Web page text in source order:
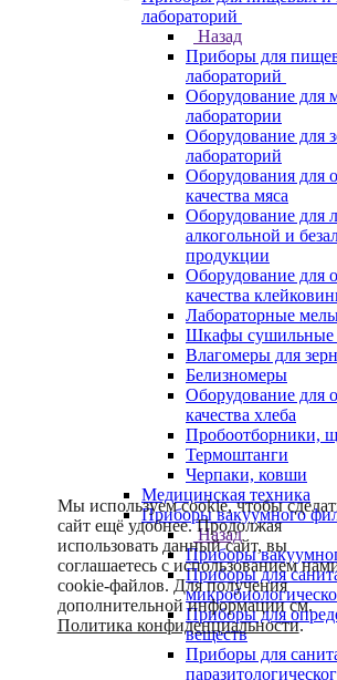
лабораторий
Назад
Приборы для
лабораторий
Оборудование для
лаборатории
Оборудование для
лабораторий
Оборудования для
качества мяса
Оборудование для
алкогольной и
продукции
Оборудование для
качества
Лабораторные
Шкафы сушильные
Влагомеры для
Белизномеры
Оборудование для
качества хлеба
Пробоотборники,
Термоштанги
Черпаки, ковши
Медицинская техника
Приборы вакуумного
Назад
Приборы
Приборы для
Приборы для
веществ
Приборы для
Мы используем cookie, чтобы
сайт ещё удобнее. Продолжая
использовать данный сайт, вы
соглашаетесь с использованием
cookie-файлов. Для получения
дополнительной информации см.
Политика конфиденциальности.